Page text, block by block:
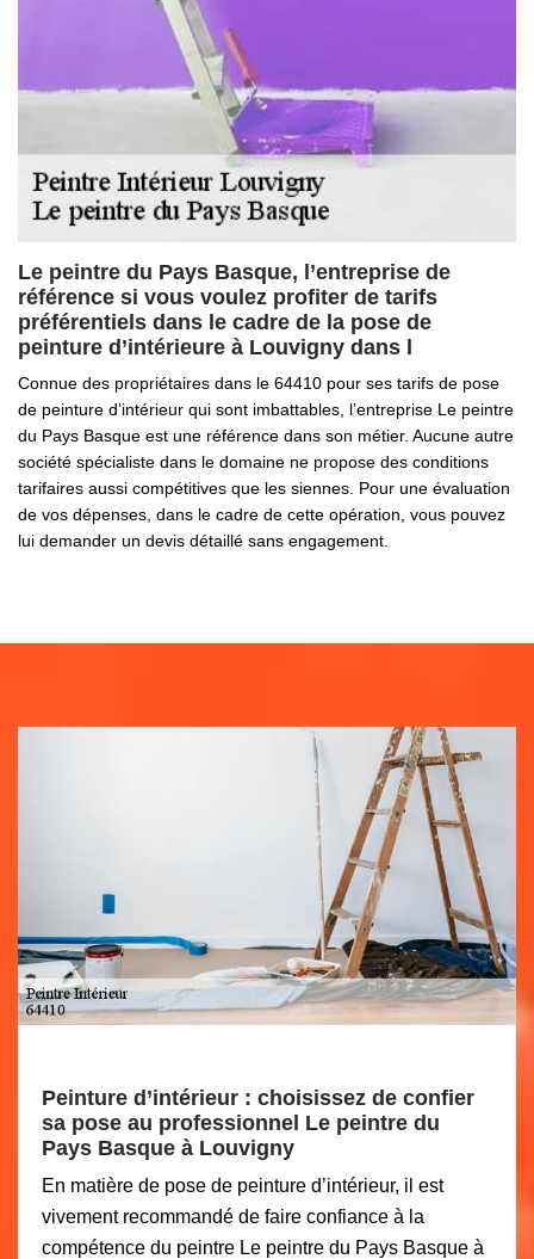
Le peintre du Pays Basque, l’entreprise de
référence si vous voulez profiter de tarifs
préférentiels dans le cadre de la pose de
peinture d’intérieure à Louvigny dans l
Connue des propriétaires dans le 64410 pour ses tarifs de pose
de peinture d’intérieur qui sont imbattables, l’entreprise Le peintre
du Pays Basque est une référence dans son métier. Aucune autre
société spécialiste dans le domaine ne propose des conditions
tarifaires aussi compétitives que les siennes. Pour une évaluation
de vos dépenses, dans le cadre de cette opération, vous pouvez
lui demander un devis détaillé sans engagement.
Peinture d’intérieur : choisissez de confier
sa pose au professionnel Le peintre du
Pays Basque à Louvigny
En matière de pose de peinture d’intérieur, il est
vivement recommandé de faire confiance à la
compétence du peintre Le peintre du Pays Basque à